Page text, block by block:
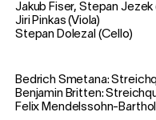
Jakub Fiser, Stepan Jezek
Jiri Pinkas (Viola)
Stepan Dolezal (Cello)
Bedrich Smetana:
Benjamin Britten:
Felix Mendelssohn-